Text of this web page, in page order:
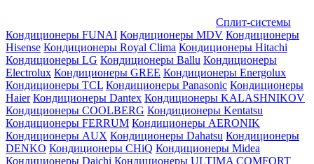
Сплит-системы
Кондиционеры FUNAI Кондиционеры MDV Кондиционеры
Hisense Кондиционеры Royal Clima Кондиционеры Hitachi
Кондиционеры LG Кондиционеры Ballu Кондиционеры
Electrolux Кондиционеры GREE Кондиционеры Energolux
Кондиционеры TCL Кондиционеры Panasonic Кондиционеры
Haier Кондиционеры Dantex Кондиционеры KALASHNIKOV
Кондиционеры СOOLBERG Кондиционеры Kentatsu
Кондиционеры FERRUM Кондиционеры AERONIK
Кондиционеры AUX Кондиционеры Dahatsu Кондиционеры
DENKO Кондиционеры CHiQ Кондиционеры Midea
Кондиционеры Daichi Кондиционеры ULTIMA COMFORT